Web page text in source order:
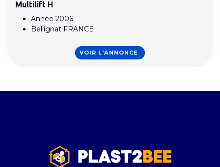
Multilift H
Année 2006
Bellignat FRANCE
VOIR L'ANNONCE